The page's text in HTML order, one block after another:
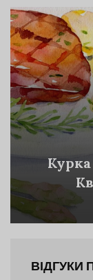
ВІДГУКИ